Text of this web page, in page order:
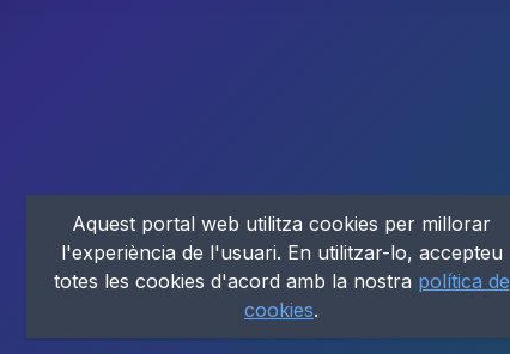
Aquest portal web utilitza cookies per millorar
l'experiència de l'usuari. En utilitzar-lo, accepteu
totes les cookies d'acord amb la nostra política de
cookies.